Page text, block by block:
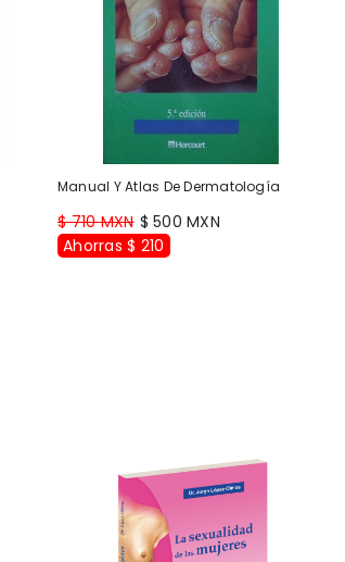
Manual Y Atlas De Dermatología
$ 710 MXN $ 500 MXN
Ahorras $ 210